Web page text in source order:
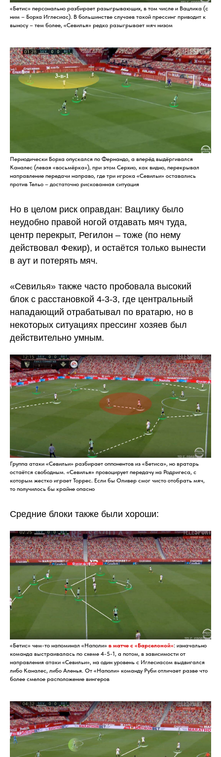
«Бетис» персонально разбирает разыгрывающих, в том числе и Вацлика (с
ним – Борха Иглесиас). В большинстве случаев такой прессинг приводит к
выносу – тем более, «Севилья» редко разыгрывает мяч низом
Периодически Борха опускался по Фернандо, а вперёд выдёргивался
Каналес (левая «восьмёрка»), при этом Серхио, как видно, перекрывал
направление передачи направо, где три игрока «Севильи» оставались
против Тельо – достаточно рискованная ситуация
Но в целом риск оправдан: Вацлику было
неудобно правой ногой отдавать мяч туда,
центр перекрыт, Регилон – тоже (по нему
действовал Фекир), и остаётся только вынести
в аут и потерять мяч.
«Севилья» также часто пробовала высокий
блок с расстановкой 4-3-3, где центральный
нападающий отрабатывал по вратарю, но в
некоторых ситуациях прессинг хозяев был
действительно умным.
Группа атаки «Севильи» разбирает оппонентов из «Бетиса», но вратарь
остаётся свободным. «Севилья» провоцирует передачу на Родригеса, с
которым жестко играет Торрес. Если бы Оливер смог чисто отобрать мяч,
то получилось бы крайне опасно
Средние блоки также были хороши:
«Бетис» чем-то напоминал «Наполи» в матче с «Барселоной»: изначально
команда выстраивалась по схеме 4-5-1, а потом, в зависимости от
направления атаки «Севильи», на один уровень с Иглесиасом выдвигался
либо Каналес, либо Аленья. От «Наполи» команду Руби отличает разве что
более смелое расположение вингеров